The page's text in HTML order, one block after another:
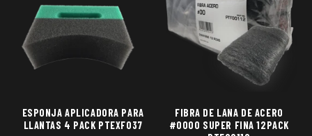
ESPONJA APLICADORA PARA
LLANTAS 4 PACK PTEXF037
FIBRA DE LANA DE ACERO
#0000 SUPER FINA 12PACK